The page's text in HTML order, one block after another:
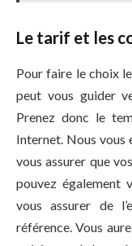
Le tarif et les
Pour faire le choix
peut vous guider
Prenez donc le
Internet. Nous vous
vous assurer que
pouvez également
vous assurer de
référence. Vous